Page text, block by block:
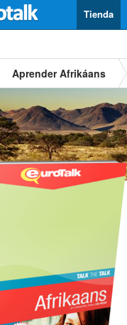
Tienda
Aprender Afrikáans